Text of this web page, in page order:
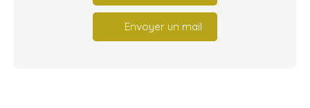
Envoyer un mail